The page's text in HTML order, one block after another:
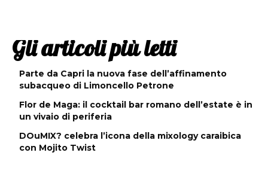
Gli articoli più letti
Parte da Capri la nuova fase dell’affinamento
subacqueo di Limoncello Petrone
Flor de Maga: il cocktail bar romano dell’estate è in
un vivaio di periferia
DOuMIX? celebra l’icona della mixology caraibica
con Mojito Twist